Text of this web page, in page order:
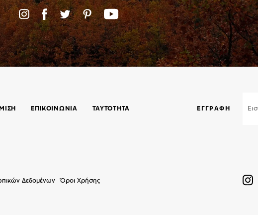
ΕΠΙΚΟΙΝΩΝΊΑ ΤΑΥΤΟΤΗΤΑ ΕΓΓΡΑΦΉ
Δεδομένων Όροι Χρήσης